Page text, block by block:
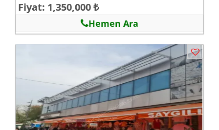
Fiyat: 1,350,000 ₺
Hemen Ara